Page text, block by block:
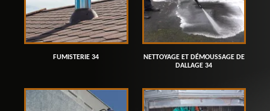
FUMISTERIE 34
NETTOYAGE ET DÉMOUSSAGE DE
DALLAGE 34